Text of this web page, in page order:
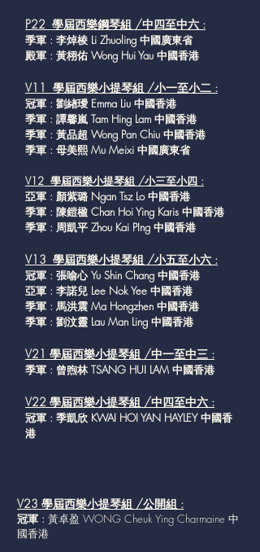
P22 學屆西樂鋼琴組 /中四至中六 :
季軍 : 李焯棱 Li Zhuoling 中國廣東省
殿軍 : 黃栩佑 Wong Hui Yau 中國香港
V11 學屆西樂小提琴組 /小一至小二 :
冠軍 : 劉緖璦 Emma Liu 中國香港
季軍 : 譚馨嵐 Tam Hing Lam 中國香港
季軍 : 黃品超 Wong Pan Chiu 中國香港
季軍 : 母美熙 Mu Meixi 中國廣東省
V12 學屆西樂小提琴組 /小三至小四 :
亞軍 : 顏紫璐 Ngan Tsz Lo 中國香港
季軍 : 陳鎧楹 Chan Hoi Ying Karis 中國香港
季軍 : 周凱平 Zhou Kai PIng 中國香港
V13 學屆西樂小提琴組 /小五至小六 :
冠軍 : 張喻心 Yu Shin Chang 中國香港
亞軍 : 李諾兒 Lee Nok Yee 中國香港
季軍 : 馬洪震 Ma Hongzhen 中國香港
季軍 : 劉汶靈 Lau Man Ling 中國香港
V21 學屆西樂小提琴組 /中一至中三 :
季軍 : 曾煦林 TSANG HUI LAM 中國香港
V22 學屆西樂小提琴組 /中四至中六 :
冠軍 : 季凱欣 KWAI HOI YAN HAYLEY 中國香
港
V23 學屆西樂小提琴組 /公開組 :
冠軍 : 黃卓盈 WONG Cheuk Ying Charmaine 中
國香港